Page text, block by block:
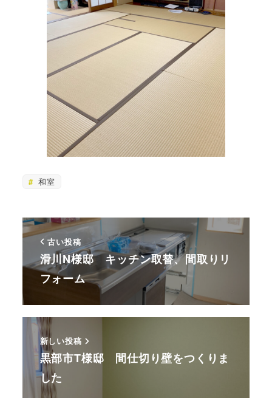
和室
古い投稿
滑川N様邸 キッチン取替、間取りリ
フォーム
新しい投稿
黒部市T様邸 間仕切り壁をつくりま
した